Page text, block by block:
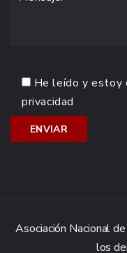
He leído y estoy
privacidad
Asociación Nacional
los